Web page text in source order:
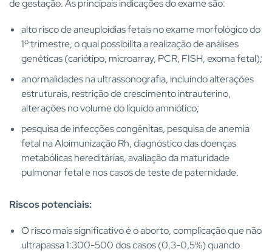
de gestação. As principais indicações do exame são:
alto risco de aneuploidias fetais no exame morfológico do
1º trimestre, o qual possibilita a realização de análises
genéticas (cariótipo, microarray, PCR, FISH, exoma fetal);
anormalidades na ultrassonografia, incluindo alterações
estruturais, restrição de crescimento intrauterino,
alterações no volume do líquido amniótico;
pesquisa de infecções congênitas, pesquisa de anemia
fetal na Aloimunização Rh, diagnóstico das doenças
metabólicas hereditárias, avaliação da maturidade
pulmonar fetal e nos casos de teste de paternidade.
Riscos potenciais:
O risco mais significativo é o aborto, complicação que não
ultrapassa 1:300-500 dos casos (0,3-0,5%) quando